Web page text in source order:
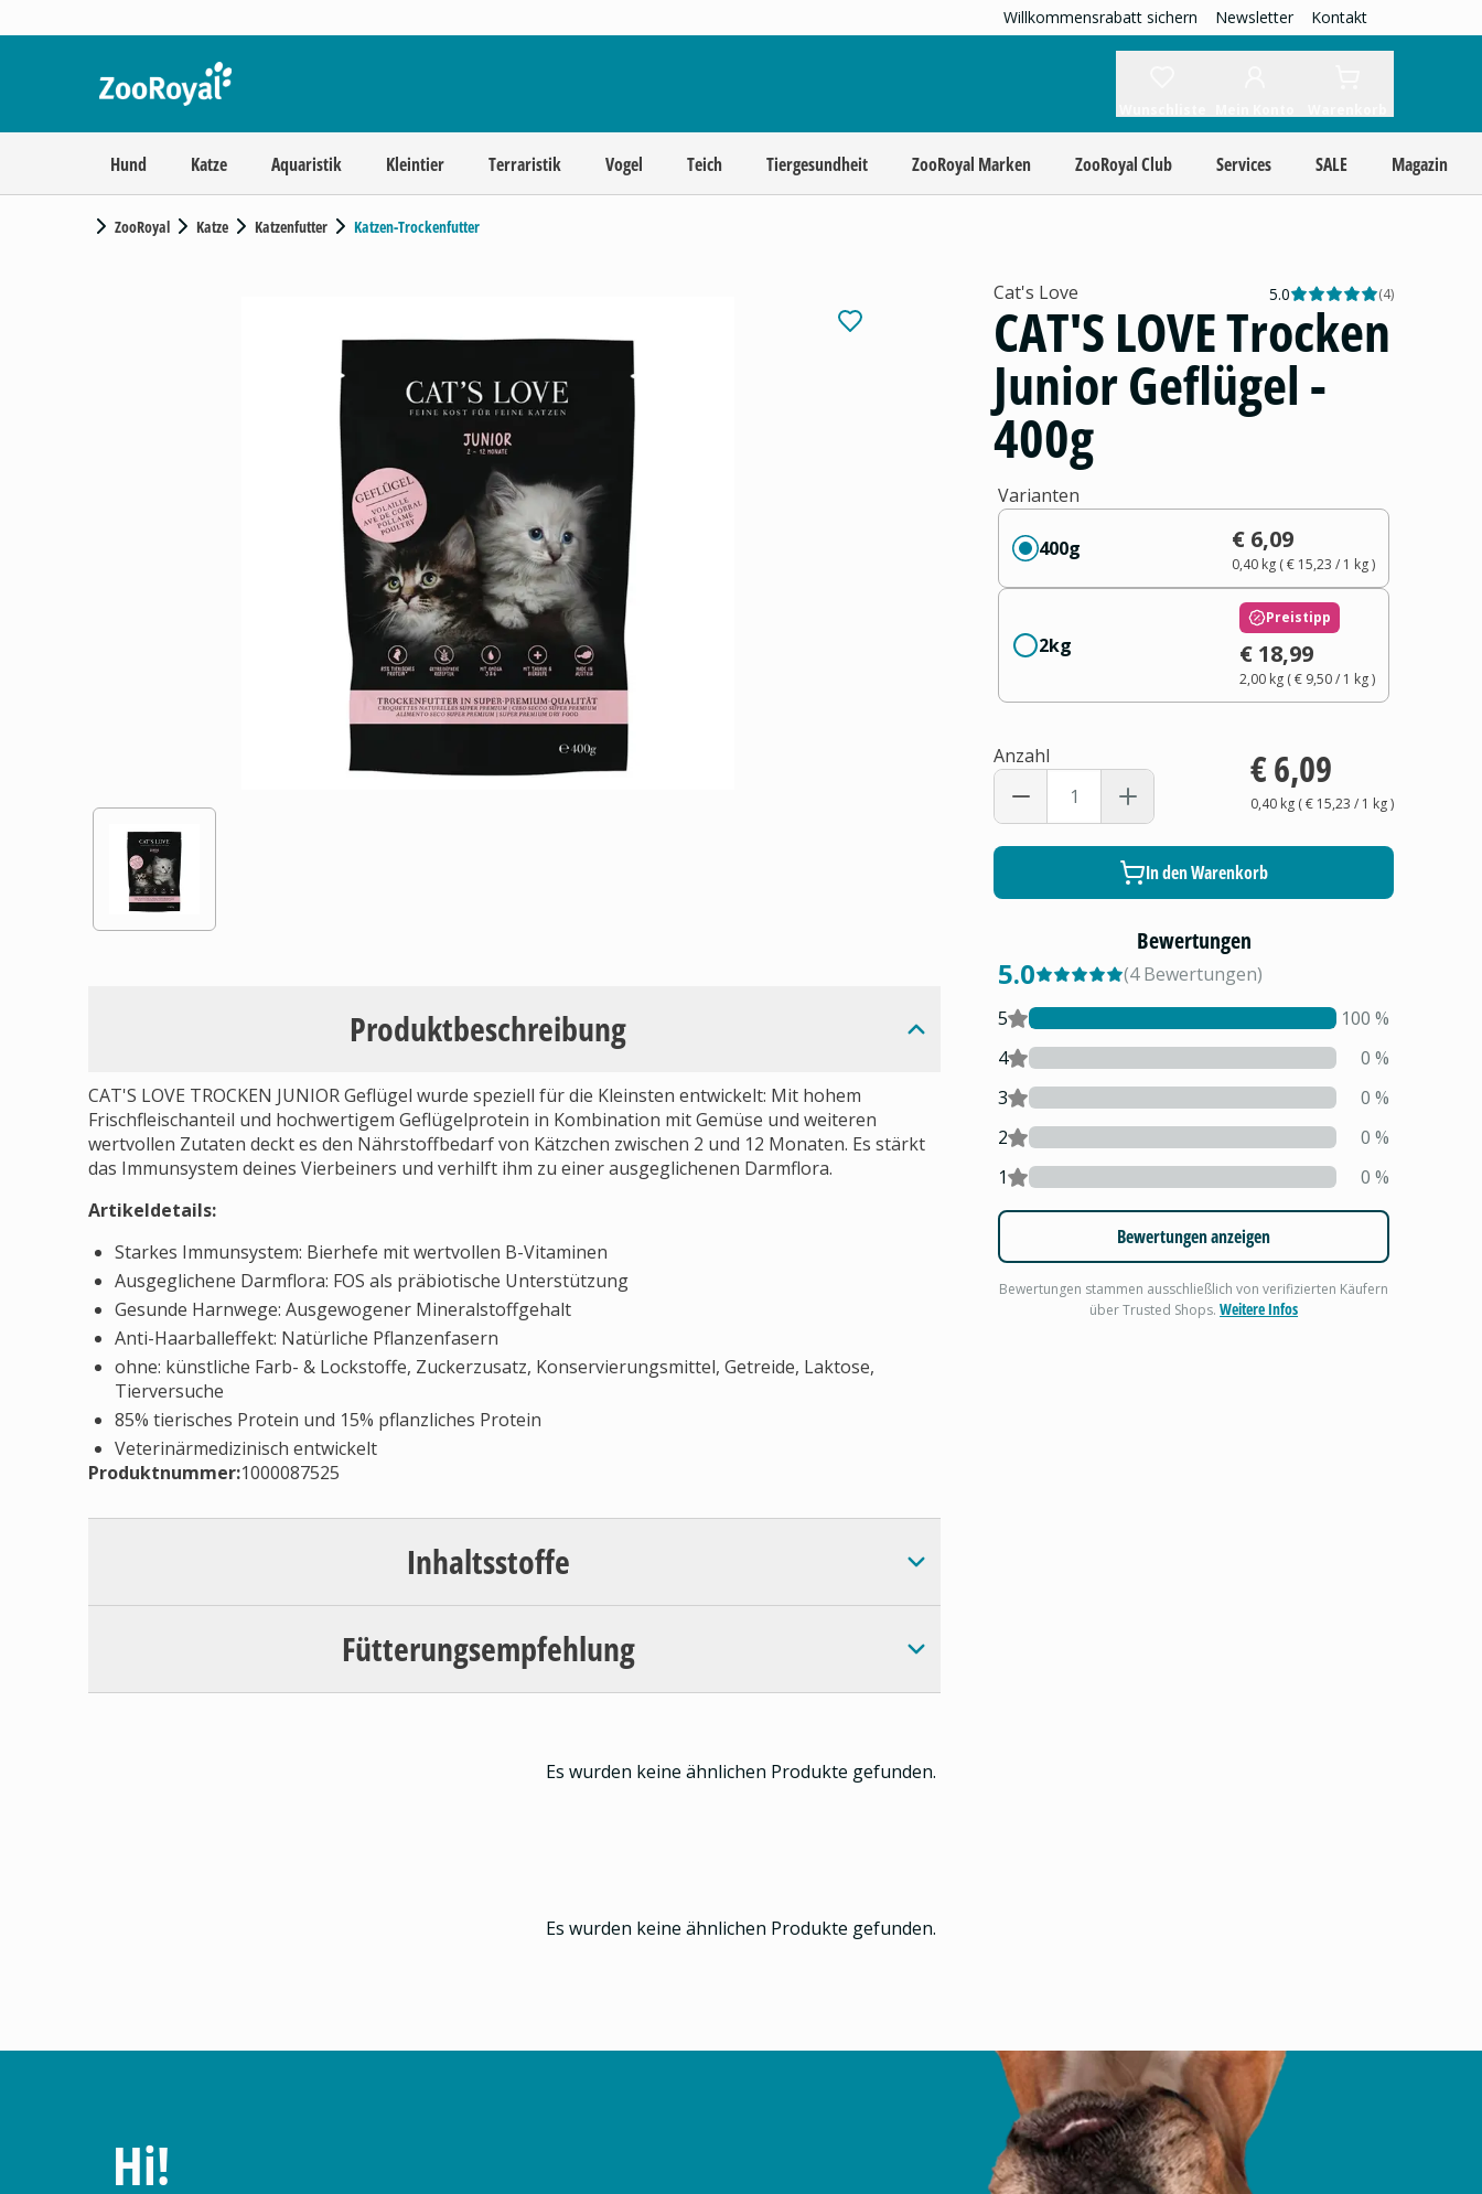
Willkommensrabatt sichern Newsletter Kontakt
Hund Katze Aquaristik Kleintier Terraristik Vogel Teich Tiergesundheit ZooRoyal Marken ZooRoyal Club Services SALE Magazin
ZooRoyal Katze Katzenfutter Katzen-Trockenfutter
Produktbeschreibung
CAT'S LOVE TROCKEN JUNIOR Geflügel wurde speziell für die Kleinsten entwickelt: Mit hohem
Frischfleischanteil und hochwertigem Geflügelprotein in Kombination mit Gemüse und weiteren
wertvollen Zutaten deckt es den Nährstoffbedarf von Kätzchen zwischen 2 und 12 Monaten. Es stärkt
das Immunsystem deines Vierbeiners und verhilft ihm zu einer ausgeglichenen Darmflora.
Artikeldetails:
Starkes Immunsystem: Bierhefe mit wertvollen B-Vitaminen
Ausgeglichene Darmflora: FOS als präbiotische Unterstützung
Gesunde Harnwege: Ausgewogener Mineralstoffgehalt
Anti-Haarballeffekt: Natürliche Pflanzenfasern
ohne: künstliche Farb- & Lockstoffe, Zuckerzusatz, Konservierungsmittel, Getreide, Laktose,
Tierversuche
85% tierisches Protein und 15% pflanzliches Protein
Veterinärmedizinisch entwickelt
Produktnummer:1000087525
Inhaltsstoffe
Fütterungsempfehlung
Cat's Love 5.0 (4)
CAT'S LOVE Trocken
Junior Geflügel -
400g
Varianten
400g € 6,09
0,40 kg(€ 15,23 / 1 kg)
2kg
Preistipp
€ 18,99
2,00 kg(€ 9,50/ 1 kg)
Anzahl € 6,09
0,40 kg(€ 15,23 / 1 kg)
In den Warenkorb
Bewertungen
5.0 (4 Bewertungen)
5
100 %
4
0 %
3
0 %
2
0 %
1
0 %
Bewertungen anzeigen
Bewertungen stammen ausschließlich von verifizierten Käufern
über Trusted Shops.Weitere Infos
Es wurden keine ähnlichen Produkte gefunden.
Es wurden keine ähnlichen Produkte gefunden.
Hi!